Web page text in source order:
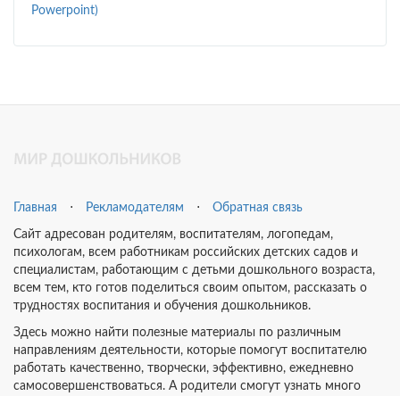
Powerpoint)
Главная ⋅ Рекламодателям ⋅ Обратная связь
Сайт адресован родителям, воспитателям, логопедам,
психологам, всем работникам российских детских садов и
специалистам, работающим с детьми дошкольного возраста,
всем тем, кто готов поделиться своим опытом, рассказать о
трудностях воспитания и обучения дошкольников.
Здесь можно найти полезные материалы по различным
направлениям деятельности, которые помогут воспитателю
работать качественно, творчески, эффективно, ежедневно
самосовершенствоваться. А родители смогут узнать много